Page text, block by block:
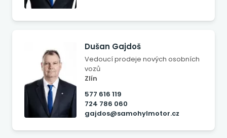
Dušan Gajdoš
Vedoucí prodeje nových osobních
vozů
Zlín
577 616 119
724 786 060
gajdos@samohylmotor.cz